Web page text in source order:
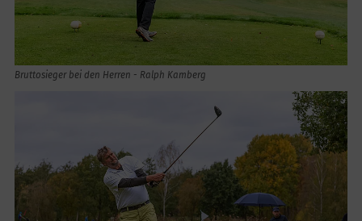
Bruttosieger bei den Herren - Ralph Kamberg